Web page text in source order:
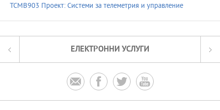
TCMB903 Проект: Системи за телеметрия и управление
ЕЛЕКТРОННИ УСЛУГИ
   